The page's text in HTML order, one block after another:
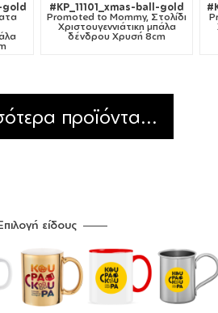
gold
#KP_11101_xmas-ball-gold
Promoted to Mommy, Στολίδι
Χριστουγεννιάτικη μπάλα
δένδρου Χρυσή 8cm
προϊόντα...
είδους